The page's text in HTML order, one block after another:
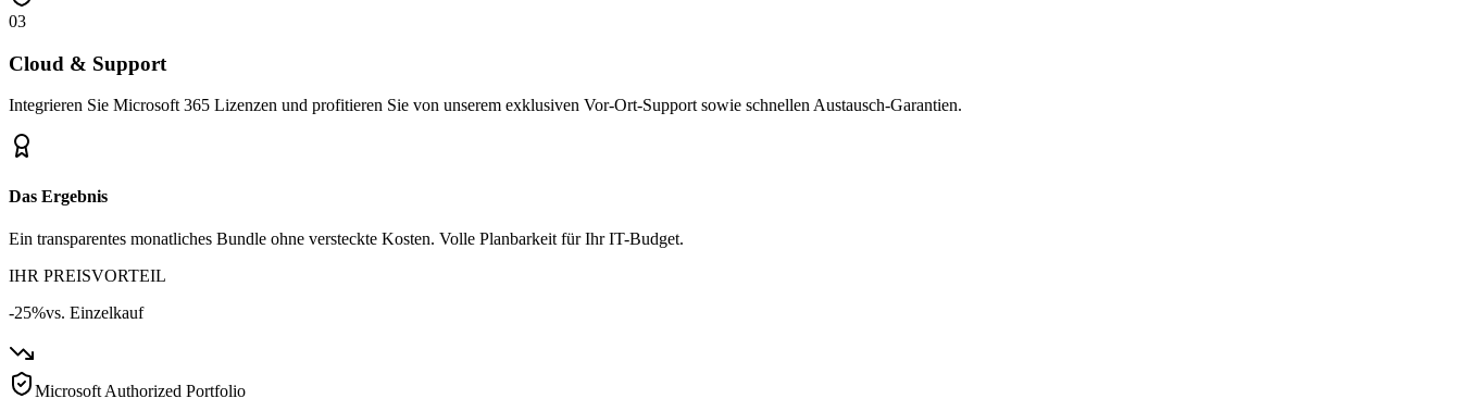
03
Cloud & Support
Integrieren Sie Microsoft 365 Lizenzen und profitieren Sie von unserem exklusiven Vor-Ort-Support sowie schnellen Austausch-Garantien.
Das Ergebnis
Ein transparentes monatliches Bundle ohne versteckte Kosten. Volle Planbarkeit für Ihr IT-Budget.
IHR PREISVORTEIL
-25%vs. Einzelkauf
Microsoft Authorized Portfolio